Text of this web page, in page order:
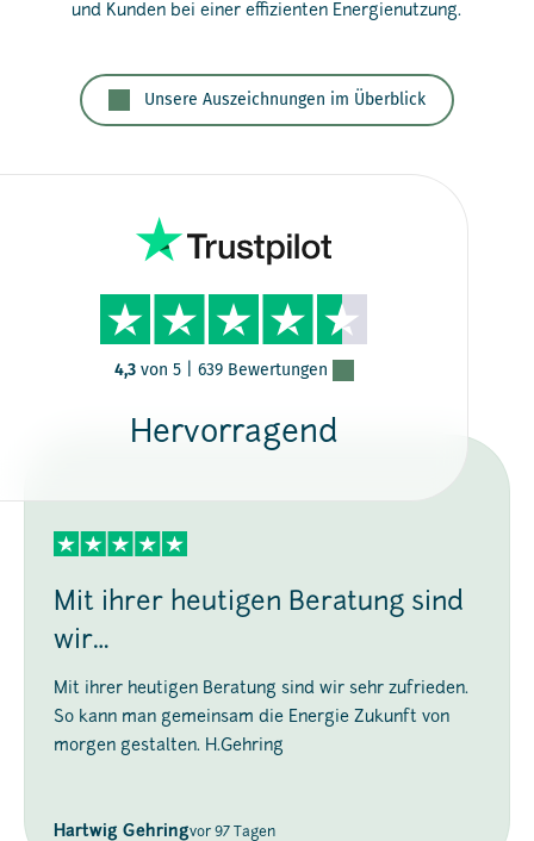
und Kunden bei einer effizienten Energienutzung.
Unsere Auszeichnungen im Überblick
Mit ihrer heutigen Beratung sind
wir…
Mit ihrer heutigen Beratung sind wir sehr zufrieden.
So kann man gemeinsam die Energie Zukunft von
morgen gestalten. H.Gehring
Hartwig Gehringvor 97 Tagen
4,3von 5 | 639 Bewertungen
Hervorragend